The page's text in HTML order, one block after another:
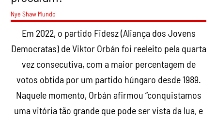
Nye Shaw Mundo
Em 2022, o partido Fidesz (Aliança dos Jovens
Democratas) de Viktor Orbán foi reeleito pela quarta
vez consecutiva, com a maior percentagem de
votos obtida por um partido húngaro desde 1989.
Naquele momento, Orbán afirmou “conquistamos
uma vitória tão grande que pode ser vista da lua, e